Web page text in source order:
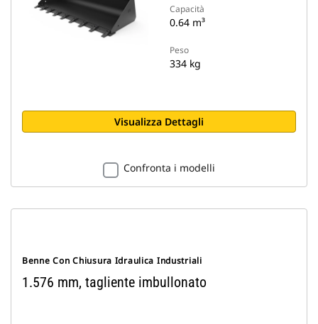
Capacità
0.64 m³
Peso
334 kg
Visualizza Dettagli
Confronta i modelli
Benne Con Chiusura Idraulica Industriali
1.576 mm, tagliente imbullonato